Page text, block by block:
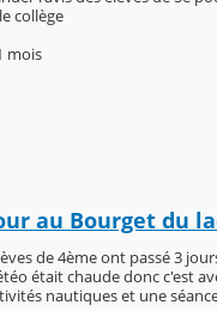
collège
mois
au Bourget du
de 4ème ont passé 3
était chaude donc c'est
nautiques et une